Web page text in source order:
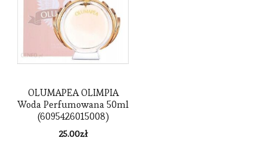
OLUMAPEA OLIMPIA
Woda Perfumowana 50ml
(6095426015008)
25.00zł